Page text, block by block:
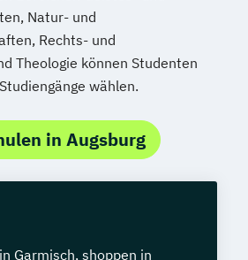
Natur- und
Rechts- und
Theologie können Studenten
wählen.
in Augsburg
Garmisch, shoppen in